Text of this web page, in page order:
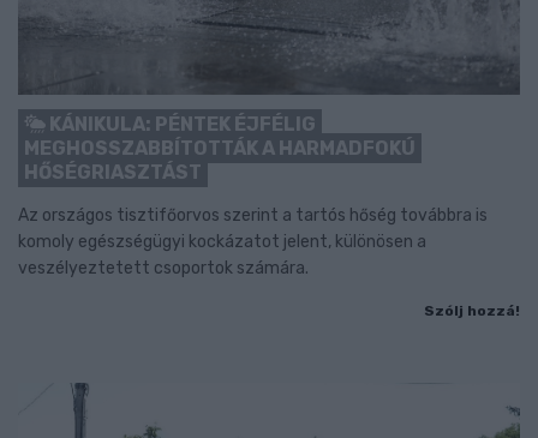
KÁNIKULA: PÉNTEK ÉJFÉLIG
MEGHOSSZABBÍTOTTÁK A HARMADFOKÚ
HŐSÉGRIASZTÁST
Az országos tisztifőorvos szerint a tartós hőség továbbra is
komoly egészségügyi kockázatot jelent, különösen a
veszélyeztetett csoportok számára.
Szólj hozzá!